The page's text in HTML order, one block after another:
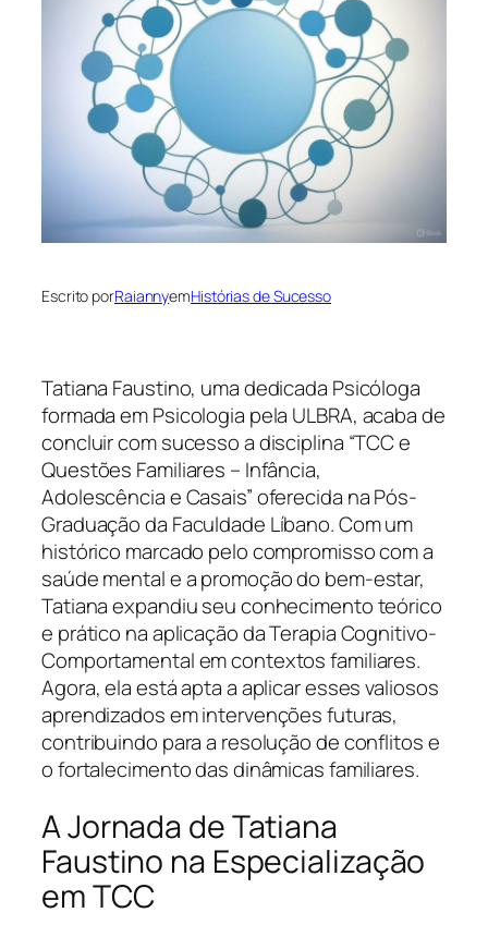
Escrito porRaiannyemHistórias de Sucesso
Tatiana Faustino, uma dedicada Psicóloga
formada em Psicologia pela ULBRA, acaba de
concluir com sucesso a disciplina “TCC e
Questões Familiares – Infância,
Adolescência e Casais” oferecida na Pós-
Graduação da Faculdade Líbano. Com um
histórico marcado pelo compromisso com a
saúde mental e a promoção do bem-estar,
Tatiana expandiu seu conhecimento teórico
e prático na aplicação da Terapia Cognitivo-
Comportamental em contextos familiares.
Agora, ela está apta a aplicar esses valiosos
aprendizados em intervenções futuras,
contribuindo para a resolução de conflitos e
o fortalecimento das dinâmicas familiares.
A Jornada de Tatiana
Faustino na Especialização
em TCC